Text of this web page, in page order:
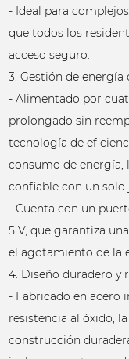
- Ideal para
que todos los
acceso seguro.
3. Gestión de energía
- Alimentado por
prolongado sin
tecnología de
consumo de energía,
confiable con un solo
- Cuenta con un
5 V, que garantiza
el agotamiento de la
4. Diseño duradero y
- Fabricado en acero
resistencia al óxido,
construcción